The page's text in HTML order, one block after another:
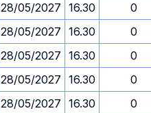
28/05/2027 16.30 0
28/05/2027 16.30 0
28/05/2027 16.30 0
28/05/2027 16.30 0
28/05/2027 16.30 0